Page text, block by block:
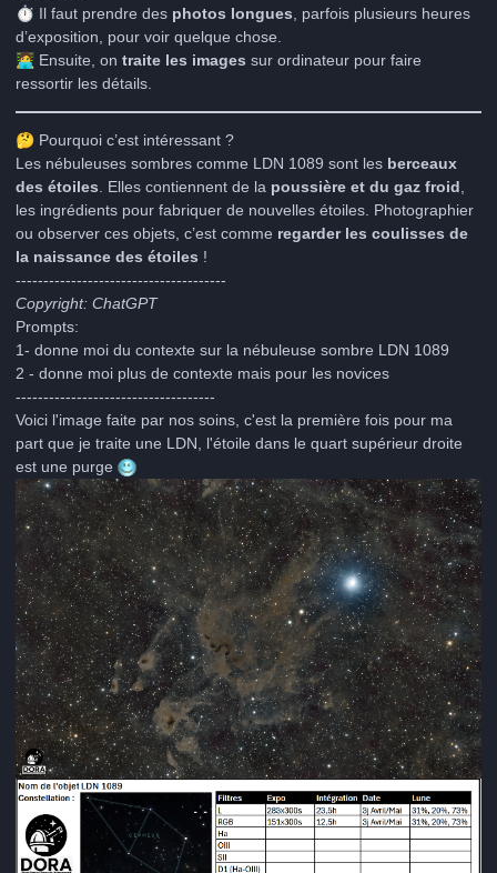
⏱️ Il faut prendre des photos longues , parfois plusieurs heures
d’exposition, pour voir quelque chose.
🧑‍💻 Ensuite, on traite les images sur ordinateur pour faire
ressortir les détails.
🤔 Pourquoi c’est intéressant ?
Les nébuleuses sombres comme LDN 1089 sont les berceaux
des étoiles . Elles contiennent de la poussière et du gaz froid
les ingrédients pour fabriquer de nouvelles étoiles. Photographier
ou observer ces objets, c’est comme regarder les coulisses de
la naissance des étoiles !
--------------------------------------
Copyright: ChatGPT
Prompts:
1- donne moi du contexte sur la nébuleuse sombre LDN 1089
2 - donne moi plus de contexte mais pour les novices
------------------------------------
Voici l'image faite par nos soins, c'est la première fois pour ma
part que je traite une LDN, l'étoile dans le quart supérieur droite
est une purge